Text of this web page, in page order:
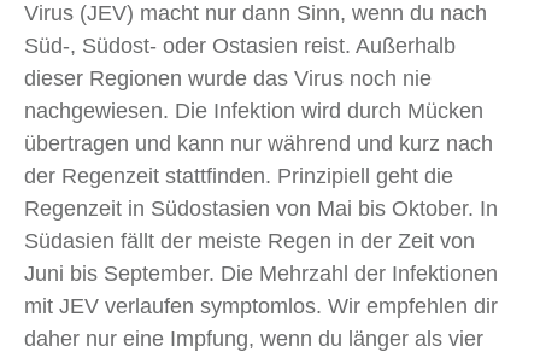
Virus (JEV) macht nur dann Sinn, wenn du nach
Süd-, Südost- oder Ostasien reist. Außerhalb
dieser Regionen wurde das Virus noch nie
nachgewiesen. Die Infektion wird durch Mücken
übertragen und kann nur während und kurz nach
der Regenzeit stattfinden. Prinzipiell geht die
Regenzeit in Südostasien von Mai bis Oktober. In
Südasien fällt der meiste Regen in der Zeit von
Juni bis September. Die Mehrzahl der Infektionen
mit JEV verlaufen symptomlos. Wir empfehlen dir
daher nur eine Impfung, wenn du länger als vier